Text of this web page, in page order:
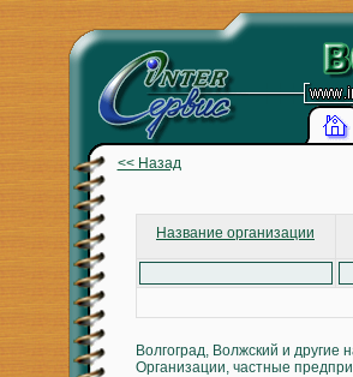
<< Назад
Название организации
Волгоград, Волжский и другие
Организации, частные